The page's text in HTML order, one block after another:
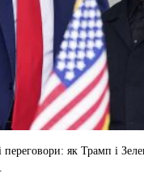
переговори: як Трамп і